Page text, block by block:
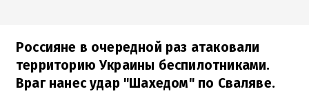
Россияне в очередной раз атаковали
территорию Украины беспилотниками.
Враг нанес удар "Шахедом" по Сваляве.